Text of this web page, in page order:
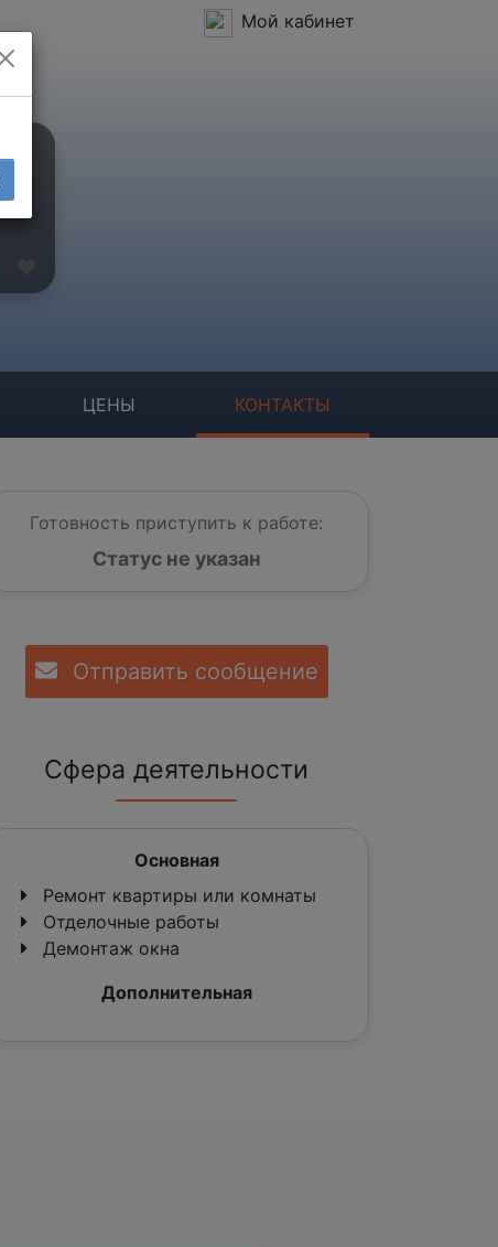
Мой кабинет
ЦЕНЫ КОНТАКТЫ
Готовность приступить к работе:
Статус не указан
Отправить сообщение
Сфера деятельности
Основная
Ремонт квартиры или комнаты
Отделочные работы
Демонтаж окна
Дополнительная